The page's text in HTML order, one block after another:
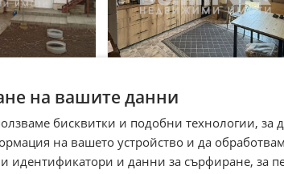
чифлик, област Варна
гр. Долни чифлик, Варна
14 юли
210 000€
410 724,30лв
на вашите данни
бисквитки и подобни технологии, за
на вашето устройство и да
идентификатори и данни за сърфиране, за